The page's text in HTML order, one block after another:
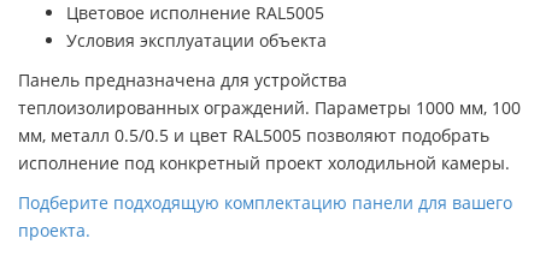
Цветовое исполнение RAL5005
Условия эксплуатации объекта
Панель предназначена для устройства
теплоизолированных ограждений. Параметры 1000 мм, 100
мм, металл 0.5/0.5 и цвет RAL5005 позволяют подобрать
исполнение под конкретный проект холодильной камеры.
Подберите подходящую комплектацию панели для вашего
проекта.